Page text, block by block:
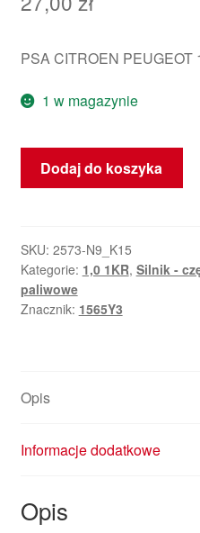
PSA CITROEN PEUGEOT
1 w magazynie
ilość
Spona
Peugeot
1KR
1565Y3
Dodaj do koszyka
SKU: 2573-N9_K15
Kategorie: 1,0 1KR, Silnik -
paliwowe
Znacznik: 1565Y3
Opis
Informacje dodatkowe
Opis